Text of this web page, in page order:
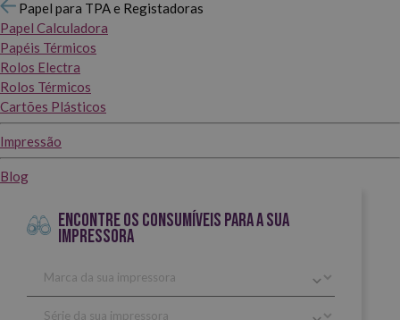
Papel para TPA e Registadoras
Papel Calculadora
Papéis Térmicos
Rolos Electra
Rolos Térmicos
Cartões Plásticos
Impressão
Blog
ENCONTRE OS CONSUMÍVEIS PARA A SUA
IMPRESSORA